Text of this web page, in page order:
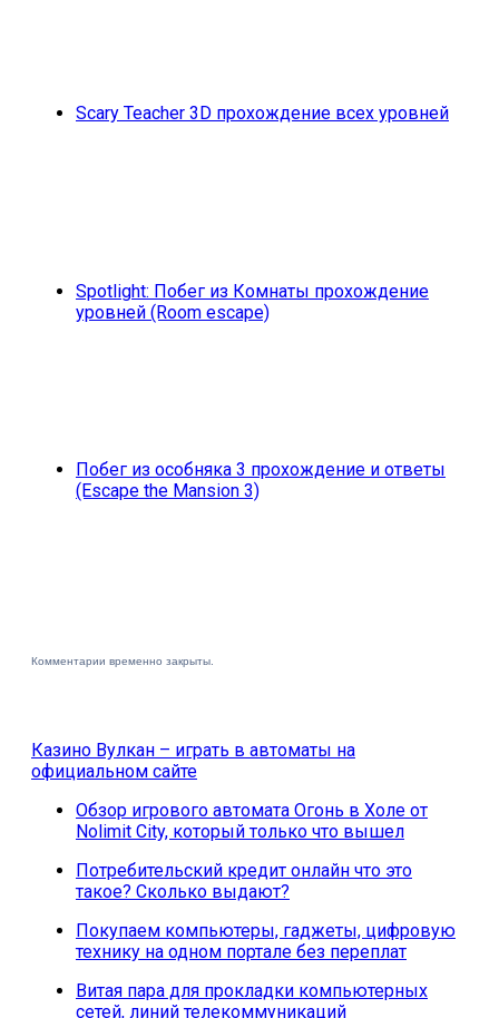
Scary Teacher 3D прохождение всех уровней
Spotlight: Побег из Комнаты прохождение
уровней (Room escape)
Побег из особняка 3 прохождение и ответы
(Escape the Mansion 3)
Комментарии временно закрыты.
Казино Вулкан – играть в автоматы на
официальном сайте
Обзор игрового автомата Огонь в Холе от
Nolimit City, который только что вышел
Потребительский кредит онлайн что это
такое? Сколько выдают?
Покупаем компьютеры, гаджеты, цифровую
технику на одном портале без переплат
Витая пара для прокладки компьютерных
сетей, линий телекоммуникаций